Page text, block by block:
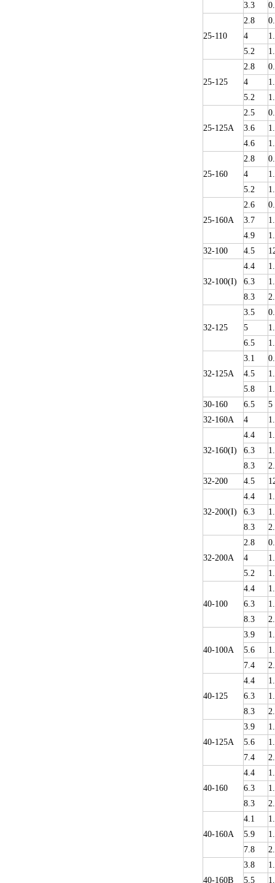
3.3
25-110
2.8
4
5.2
25-125
2.8
4
5.2
25-125A
2.5
3.6
4.6
25-160
2.8
4
5.2
25-160A
2.6
3.7
4.9
32-100
4.5
32-100(I)
4.4
6.3
8.3
32-125
3.5
5
6.5
32-125A
3.1
4.5
5.8
30-160
6.5
5
32-160A
4
32-160(I)
4.4
6.3
8.3
32-200
4.5
32-200(I)
4.4
6.3
8.3
32-200A
2.8
4
5.2
40-100
4.4
6.3
8.3
40-100A
3.9
5.6
7.4
40-125
4.4
6.3
8.3
40-125A
3.9
5.6
7.4
40-160
4.4
6.3
8.3
40-160A
4.1
5.9
7.8
40-160B
3.8
5.5